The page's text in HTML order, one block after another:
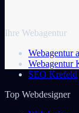
Ihre Webagentur
Webagentur
Webagentur
SEO Krefeld
Top Webdesigner